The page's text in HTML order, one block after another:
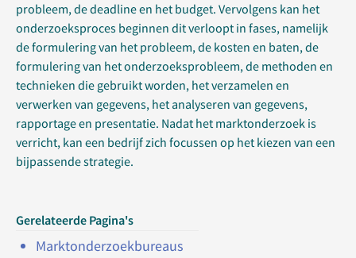
probleem, de deadline en het budget. Vervolgens kan het
onderzoeksproces beginnen dit verloopt in fases, namelijk
de formulering van het probleem, de kosten en baten, de
formulering van het onderzoeksprobleem, de methoden en
technieken die gebruikt worden, het verzamelen en
verwerken van gegevens, het analyseren van gegevens,
rapportage en presentatie. Nadat het marktonderzoek is
verricht, kan een bedrijf zich focussen op het kiezen van een
bijpassende strategie.
Gerelateerde Pagina's
Marktonderzoekbureaus